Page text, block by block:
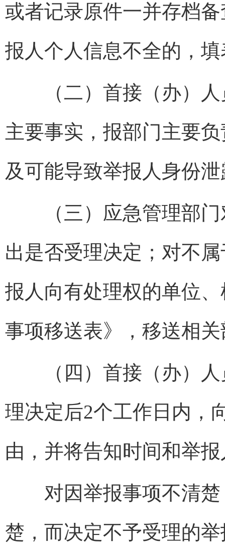
或者记录原件一并存档
报人个人信息不全的，
（二）首接（办）人
主要事实，报部门主要
及可能导致举报人身份
（三）应急管理部门
出是否受理决定；对不
报人向有处理权的单位
事项移送表》，移送相
（四）首接（办）人
理决定后2个工作日内，
由，并将告知时间和举
对因举报事项不清楚
楚，而决定不予受理的